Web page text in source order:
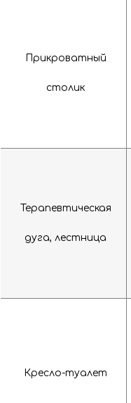
Прикроватный
столик
Терапевтическая
дуга, лестница
Кресло-туалет